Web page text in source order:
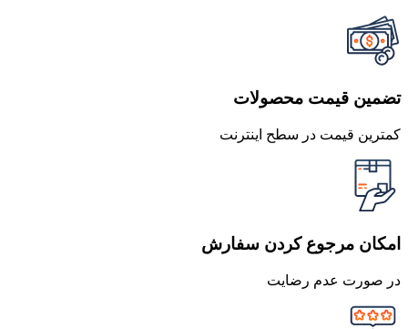
تضمین قیمت محصولات
کمترین قیمت در سطح اینترنت
امکان مرجوع کردن سفارش
در صورت عدم رضایت